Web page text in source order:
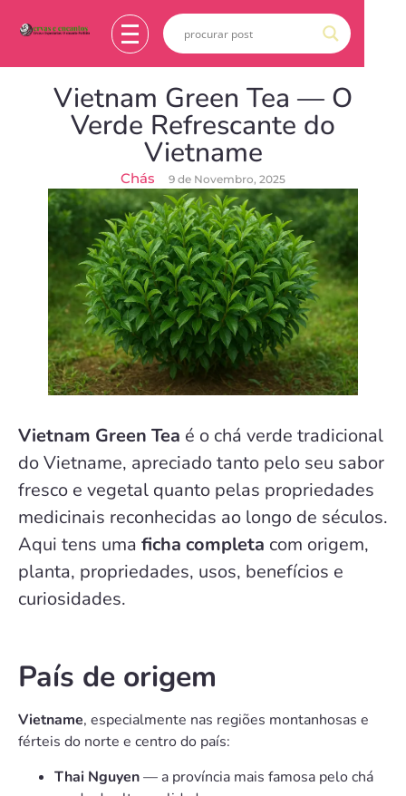
Vietnam Green Tea — O
Verde Refrescante do
Vietname
Chás 9 de Novembro, 2025
Vietnam Green Tea é o chá verde tradicional
do Vietname, apreciado tanto pelo seu sabor
fresco e vegetal quanto pelas propriedades
medicinais reconhecidas ao longo de séculos.
Aqui tens uma ficha completa com origem,
planta, propriedades, usos, benefícios e
curiosidades.
País de origem
Vietname, especialmente nas regiões montanhosas e
férteis do norte e centro do país:
Thai Nguyen— a província mais famosa pelo chá